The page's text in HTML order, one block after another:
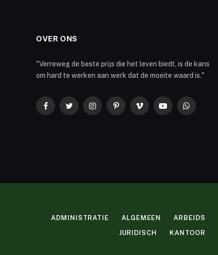
OVER ONS
"Verreweg de beste prijs die het leven biedt, is de kans
om hard te werken aan werk dat de moeite waard is."
FacebookTwitterInstagramPinterestVimeo YouTubeWhatsApp
ADMINISTRATIE ALGEMEEN ARBEIDS
JURIDISCH
KANTOOR